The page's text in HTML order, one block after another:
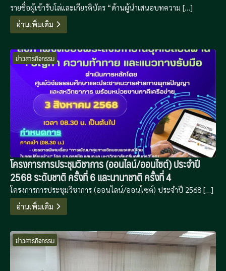
รายชื่อผู้เข้ารับโล่และเกียรติบัตร “ด้านผู้นำเสนอบทความ […]
อ่านเพิ่มเติม
ข่าวสารกิจกรรม
โครงการการประชุมวิชาการ (ออนไลน์/ออนไซต์) ประจำปี
2568 ระดับชาติ ครั้งที่ 6 และนานาชาติ ครั้งที่ 4
โครงการการประชุมวิชาการ (ออนไลน์/ออนไซต์) ประจำปี 2568 […]
อ่านเพิ่มเติม
ข่าวสารกิจกรรม